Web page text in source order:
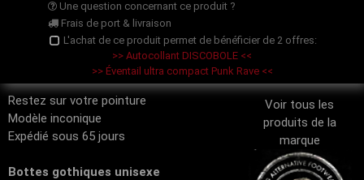
Une question concernant ce produit ?
Frais de port & livraison
L'achat de ce produit permet de bénéficier de 2 offres:
>> Autocollant DISCOBOLE <<
>> Éventail ultra compact Punk Rave <<
Voir tous les
produits de la
marque
Restez sur votre pointure
Modèle inconique
Expédié sous 65 jours
Bottes gothiques unisexe